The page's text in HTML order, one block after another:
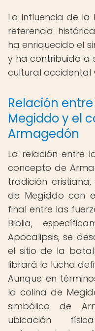
La influencia de
referencia
ha enriquecido el
y ha contribuido a
cultural occidental
Relación
Megiddo y el
Armagedón
La relación entre
concepto de
tradición
de Megiddo con
final entre las
Biblia,
Apocalipsis, se
el sitio de la
librará la lucha
Aunque en
la colina de
simbólico de
ubicación